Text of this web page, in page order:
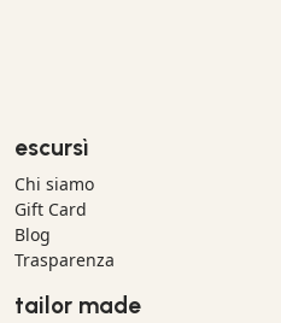
escursì
Chi siamo
Gift Card
Blog
Trasparenza
tailor made